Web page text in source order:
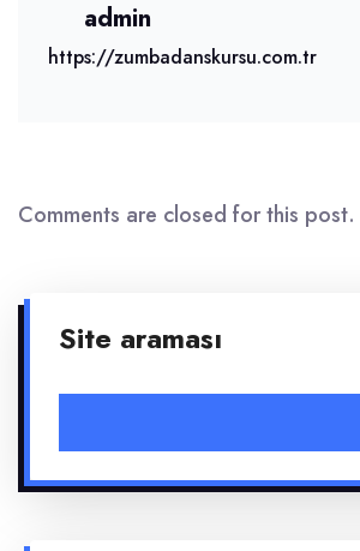
admin
https://zumbadanskursu.com.tr
Comments are closed for this post.
Site araması